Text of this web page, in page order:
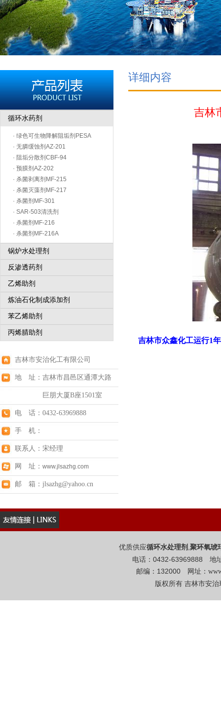
循环水药剂
· 绿色可生物降解阻垢剂PESA
· 无膦缓蚀剂AZ-201
· 阻垢分散剂CBF-94
· 预膜剂AZ-202
· 杀菌剥离剂MF-215
· 杀菌灭藻剂MF-217
· 杀菌剂MF-301
· SAR-503清洗剂
· 杀菌剂MF-216
· 杀菌剂MF-216A
锅炉水处理剂
反渗透药剂
乙烯助剂
炼油石化制成添加剂
苯乙烯助剂
丙烯腈助剂
吉林市安治化工有限公司
地 址：吉林市昌邑区通潭大路
巨朋大厦B座1501室
电 话：0432-63969888
手 机：
联系人：宋经理
网 址： www.jlsazhg.com
邮 箱：jlsazhg@yahoo.cn
详细内容
吉林
吉林市众鑫化工运行1
优质供应循环水处理剂 ,聚环氧琥
电话：0432-63969888 地
邮编：132000 网址：
版权所有 吉林市安